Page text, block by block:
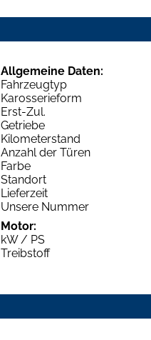
Allgemeine Daten:
Fahrzeugtyp
Karosserieform
Erst-Zul.
Getriebe
Kilometerstand
Anzahl der Türen
Farbe
Standort
Lieferzeit
Unsere Nummer
Motor:
kW / PS
Treibstoff